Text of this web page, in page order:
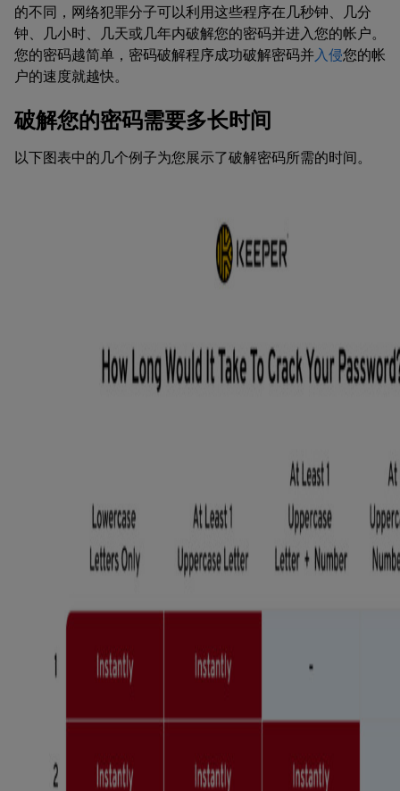
的不同，网络犯罪分子可以利用这些程序在几秒钟、几分
钟、几小时、几天或几年内破解您的密码并进入您的帐户。
您的密码越简单，密码破解程序成功破解密码并入侵您的帐
户的速度就越快。
破解您的密码需要多长时间
以下图表中的几个例子为您展示了破解密码所需的时间。